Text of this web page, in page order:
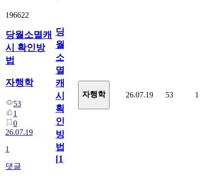
196622
당월소멸캐
시 확인방
법
자행학
53
1
0
26.07.19
1
댓글
당
월
소
멸
캐
시
확
인
방
법
[1]
자행학 26.07.19 53 1